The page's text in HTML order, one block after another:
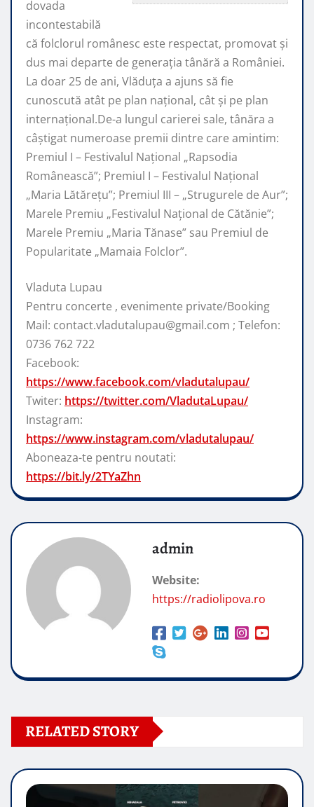
dovada
incontestabilă
că folclorul românesc este respectat, promovat şi
dus mai departe de generaţia tânără a României.
La doar 25 de ani, Vlăduța a ajuns să fie
cunoscută atât pe plan naţional, cât şi pe plan
internaţional.De-a lungul carierei sale, tânăra a
câştigat numeroase premii dintre care amintim:
Premiul I – Festivalul Național „Rapsodia
Românească”; Premiul I – Festivalul Național
„Maria Lătărețu”; Premiul III – „Strugurele de Aur”;
Marele Premiu „Festivalul Național de Cătănie”;
Marele Premiu „Maria Tănase” sau Premiul de
Popularitate „Mamaia Folclor”.
Vladuta Lupau
Pentru concerte , evenimente private/Booking
Mail: contact.vladutalupau@gmail.com ; Telefon:
0736 762 722
Facebook:
https://www.facebook.com/vladutalupau/
Twiter: https://twitter.com/VladutaLupau/
Instagram:
https://www.instagram.com/vladutalupau/
Aboneaza-te pentru noutati:
https://bit.ly/2TYaZhn
admin
Website:
https://radiolipova.ro
RELATED STORY